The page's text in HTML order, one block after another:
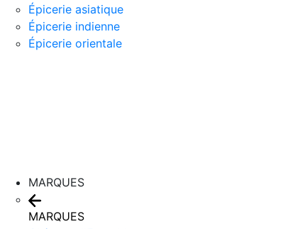
Épicerie asiatique
Épicerie indienne
Épicerie orientale
MARQUES
MARQUES